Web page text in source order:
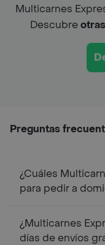
Multicarnes
Descubre
Preguntas
¿Cuáles
para pedir a
¿Multicarnes
días de envíos